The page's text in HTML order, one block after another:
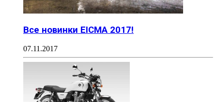
Все новинки EICMA 2017!
07.11.2017